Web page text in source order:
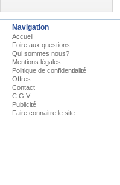
Navigation
Accueil
Foire aux questions
Qui sommes nous?
Mentions légales
Politique de confidentialité
Offres
Contact
C.G.V.
Publicité
Faire connaitre le site